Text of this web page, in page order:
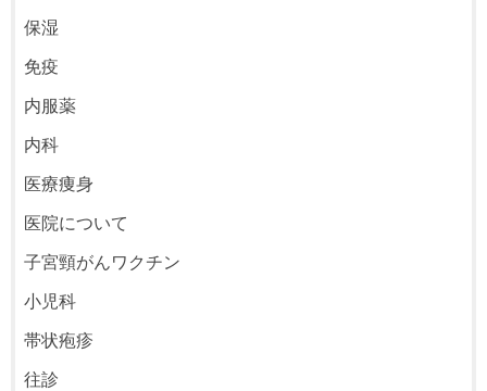
保湿
免疫
内服薬
内科
医療痩身
医院について
子宮頸がんワクチン
小児科
帯状疱疹
往診